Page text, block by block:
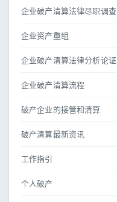
企业破产清算法律尽职调查
企业资产重组
企业破产清算法律分析论证
企业破产清算流程
破产企业的接管和清算
破产清算最新资讯
工作指引
个人破产